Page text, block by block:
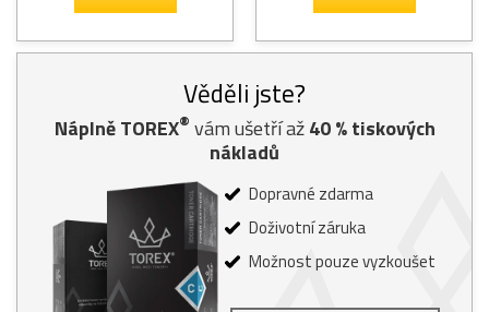
Věděli jste?
Náplně TOREX® vám ušetří až40% tiskových
nákladů
Dopravné zdarma
Doživotní záruka
Možnost pouze vyzkoušet